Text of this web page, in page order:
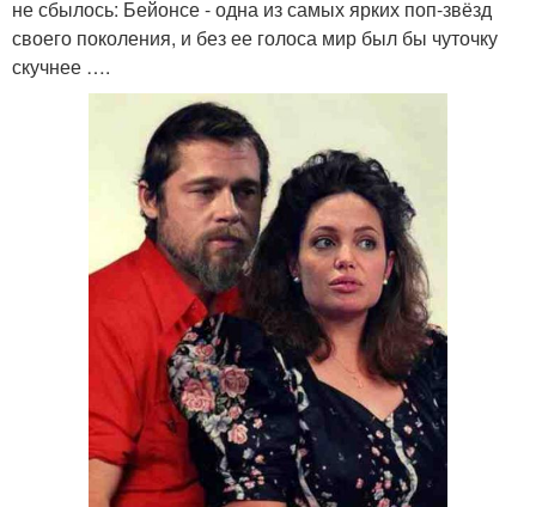
не сбылось: Бейонсе - одна из самых ярких поп-звёзд
своего поколения, и без ее голоса мир был бы чуточку
скучнее ….